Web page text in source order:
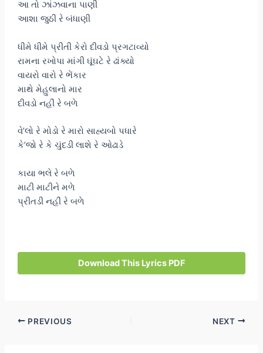
આ તો ઝાંઝવાના પાણી
આશા જુઠી રે બંધાણી
ધીમે ધીમે પ્રીતી કેરો દીવડો પ્રગટાવ્યો
રામના રખોપા માંગી ઘૂંઘટે રે ઢાંક્યો
વાયરો વારો રે ભેંકાર
માથે મેહુલાનો માર
દીવડો નહીં રે બળે
વે’લો રે મોડો રે મારો સાહ્યબો પધારે
કે’જો રે કે ચુંદડી લાશે રે ઓઢાડે
કાયા ભલે રે બળે
માટી માટીને મળે
પ્રીતડી નહીં રે બળે
Download This Lyrics PDF
Post
PREVIOUS NEXT